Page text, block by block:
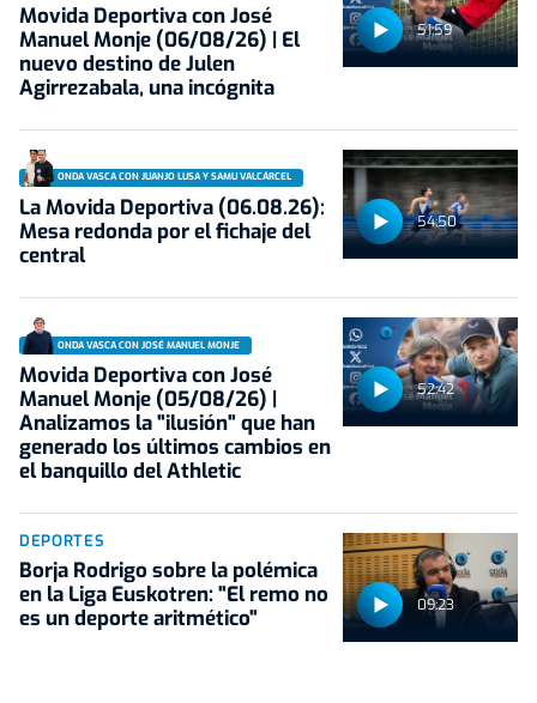
51:59
Movida Deportiva con José
Manuel Monje (06/08/26) | El
nuevo destino de Julen
Agirrezabala, una incógnita
54:50
ONDA VASCA CON JUANJO LUSA Y SAMU VALCÁRCEL
La Movida Deportiva (06.08.26):
Mesa redonda por el fichaje del
central
52:42
ONDA VASCA CON JOSÉ MANUEL MONJE
Movida Deportiva con José
Manuel Monje (05/08/26) |
Analizamos la "ilusión" que han
generado los últimos cambios en
el banquillo del Athletic
09:23
DEPORTES
Borja Rodrigo sobre la polémica
en la Liga Euskotren: "El remo no
es un deporte aritmético"